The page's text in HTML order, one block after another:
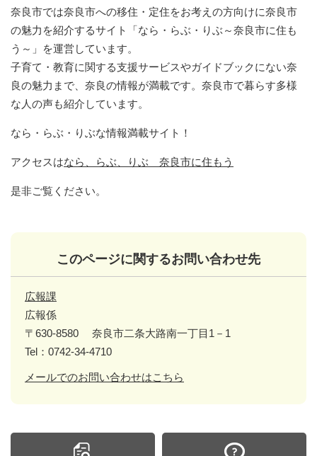
奈良市では奈良市への移住・定住をお考えの方向けに奈良市
の魅力を紹介するサイト「なら・らぶ・りぶ～奈良市に住も
う～」を運営しています。
子育て・教育に関する支援サービスやガイドブックにない奈
良の魅力まで、奈良の情報が満載です。奈良市で暮らす多様
な人の声も紹介しています。
なら・らぶ・りぶな情報満載サイト！
アクセスはなら、らぶ、りぶ 奈良市に住もう
是非ご覧ください。
このページに関するお問い合わせ先
広報課
広報係
〒630-8580
奈良市二条大路南一丁目1－1
Tel：0742-34-4710
メールでのお問い合わせはこちら